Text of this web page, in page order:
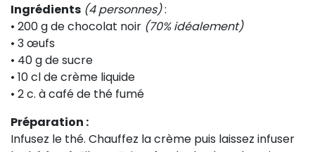
Ingrédients (4 personnes):
• 200 g de chocolat noir (70% idéalement)
• 3 œufs
• 40 g de sucre
• 10 cl de crème liquide
• 2 c. à café de thé fumé
Préparation :
Infusez le thé. Chauffez la crème puis laissez infuser